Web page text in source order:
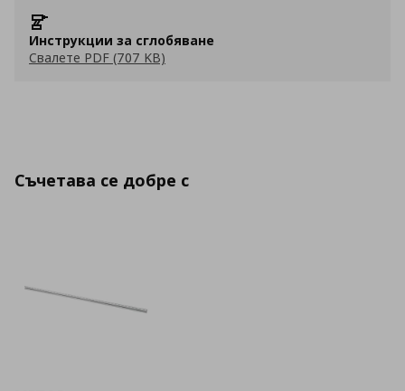
Инструкции за сглобяване
Свалете PDF (707 KB)
Съчетава се добре с